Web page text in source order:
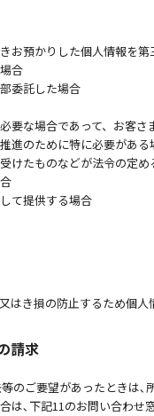
預かりした個人情報を第
合
委託した場合
要な場合であって、お客
進のために特に必要があ
けたものなどが法令の定
て提供する場合
はき損の防止するため個
請求
のご要望があったときは
は､下記11のお問い合わせ